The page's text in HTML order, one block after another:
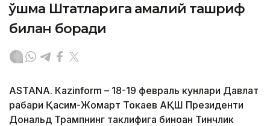
Қўшма Штатларига амалий ташриф
билан боради
ASTANА. Кazinform – 18-19 февраль кунлари Давлат
раҳбари Қасим-Жомарт Токаев АҚШ Президенти
Дональд Трампнинг таклифига биноан Тинчлик